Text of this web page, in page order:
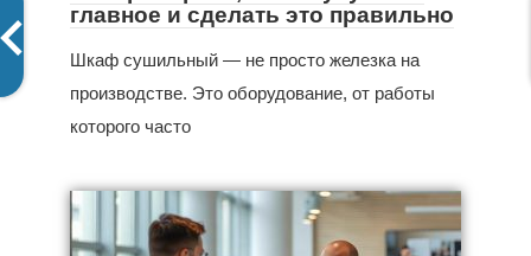
главное и сделать это правильно
Шкаф сушильный — не просто железка на
производстве. Это оборудование, от работы
которого часто